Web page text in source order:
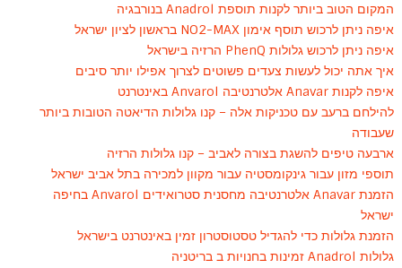
המקום הטוב ביותר לקנות תוספת Anadrol בנורבגיה
איפה ניתן לרכוש תוסף אימון NO2-MAX בראשון לציון ישראל
איפה ניתן לרכוש גלולות PhenQ הרזיה בישראל
איך אתה יכול לעשות צעדים פשוטים לצרוך אפילו יותר סיבים
איפה לקנות Anavar אלטרנטיבה Anvarol באינטרנט
להילחם ברעב עם טכניקות אלה – קנו גלולות הדיאטה הטובות ביותר
שעבודה
ארבעה טיפים להשגת בצורה לאביב – קנו גלולות הרזיה
תוספי מזון עבור גינקומסטיה עבור מקוון למכירה בתל אביב ישראל
הזמנת Anavar אלטרנטיבה מחסנית סטרואידים Anvarol בחיפה
ישראל
הזמנת גלולות כדי להגדיל טסטוסטרון זמין באינטרנט בישראל
גלולות Anadrol זמינות בחנויות ב בריטניה